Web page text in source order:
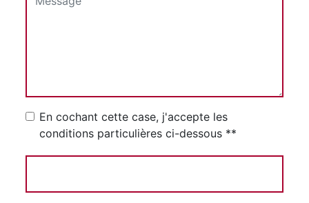
En cochant cette case, j'accepte les
conditions particulières ci-dessous **